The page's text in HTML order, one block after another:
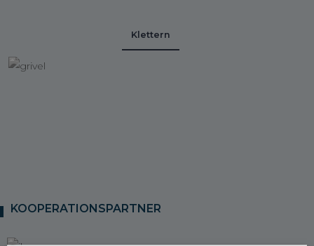
Klettern
KOOPERATIONSPARTNER